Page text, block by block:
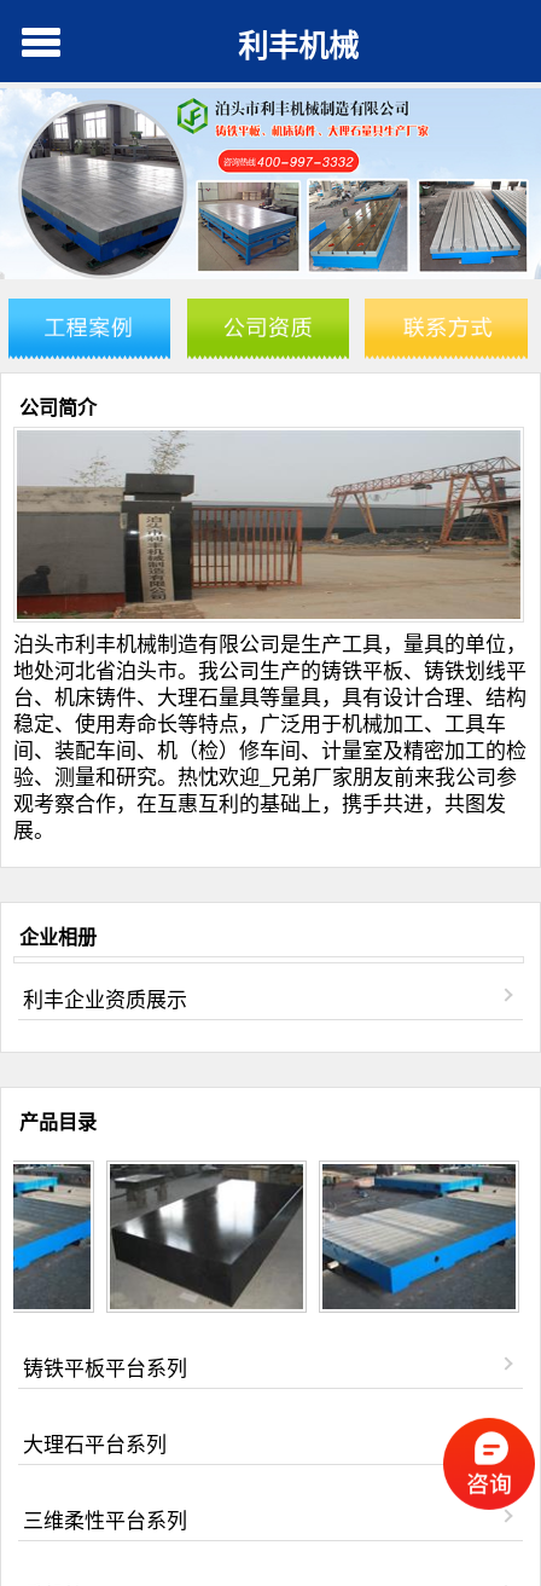
利丰机械
公司简介
泊头市利丰机械制造有限公司是生产工具，量具的单位，
地处河北省泊头市。我公司生产的铸铁平板、 铸铁划线平
台、 机床铸件、 大理石量具等量具，具有设计合理、结构
稳定、使用寿命长等特点，广泛用于机械加工、工具车
间、装配车间、机（检）修车间、计量室及精密加工的检
验、测量和研究。热忱欢迎_兄弟厂家朋友前来我公司参
观考察合作，在互惠互利的基础上，携手共进，共图发
展。
企业相册
利丰企业资质展示
产品目录
铸铁平板平台系列
大理石平台系列
三维柔性平台系列